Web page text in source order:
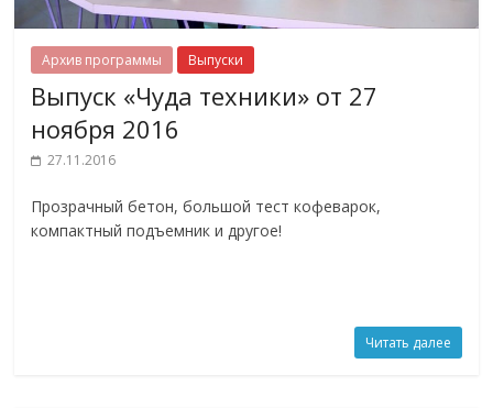
Архив программы Выпуски
Выпуск «Чуда техники» от 27
ноября 2016
27.11.2016
Прозрачный бетон, большой тест кофеварок,
компактный подъемник и другое!
Читать далее